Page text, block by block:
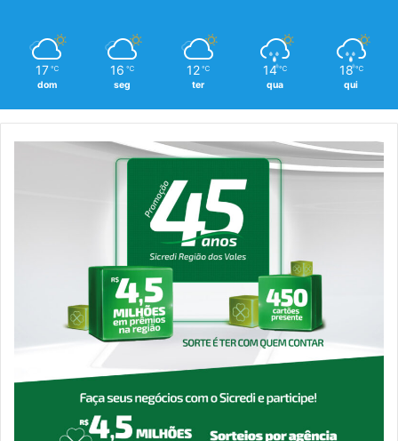
17 ℃
dom
16 ℃
seg
12 ℃
ter
14 ℃
qua
18 ℃
qui